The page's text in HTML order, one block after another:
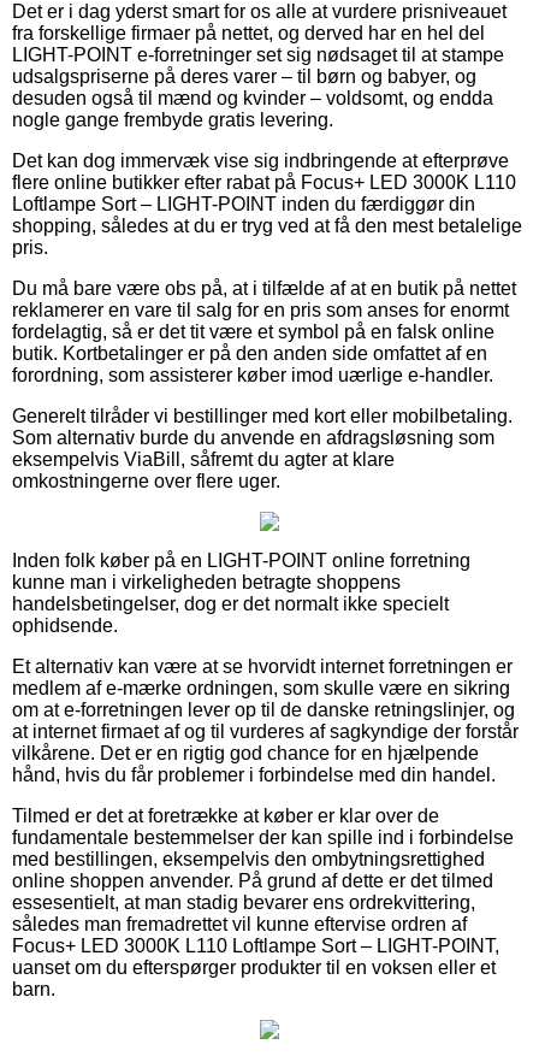
Det er i dag yderst smart for os alle at vurdere prisniveauet
fra forskellige firmaer på nettet, og derved har en hel del
LIGHT-POINT e-forretninger set sig nødsaget til at stampe
udsalgspriserne på deres varer – til børn og babyer, og
desuden også til mænd og kvinder – voldsomt, og endda
nogle gange frembyde gratis levering.
Det kan dog immervæk vise sig indbringende at efterprøve
flere online butikker efter rabat på Focus+ LED 3000K L110
Loftlampe Sort – LIGHT-POINT inden du færdiggør din
shopping, således at du er tryg ved at få den mest betalelige
pris.
Du må bare være obs på, at i tilfælde af at en butik på nettet
reklamerer en vare til salg for en pris som anses for enormt
fordelagtig, så er det tit være et symbol på en falsk online
butik. Kortbetalinger er på den anden side omfattet af en
forordning, som assisterer køber imod uærlige e-handler.
Generelt tilråder vi bestillinger med kort eller mobilbetaling.
Som alternativ burde du anvende en afdragsløsning som
eksempelvis ViaBill, såfremt du agter at klare
omkostningerne over flere uger.
Inden folk køber på en LIGHT-POINT online forretning
kunne man i virkeligheden betragte shoppens
handelsbetingelser, dog er det normalt ikke specielt
ophidsende.
Et alternativ kan være at se hvorvidt internet forretningen er
medlem af e-mærke ordningen, som skulle være en sikring
om at e-forretningen lever op til de danske retningslinjer, og
at internet firmaet af og til vurderes af sagkyndige der forstår
vilkårene. Det er en rigtig god chance for en hjælpende
hånd, hvis du får problemer i forbindelse med din handel.
Tilmed er det at foretrække at køber er klar over de
fundamentale bestemmelser der kan spille ind i forbindelse
med bestillingen, eksempelvis den ombytningsrettighed
online shoppen anvender. På grund af dette er det tilmed
essesentielt, at man stadig bevarer ens ordrekvittering,
således man fremadrettet vil kunne eftervise ordren af
Focus+ LED 3000K L110 Loftlampe Sort – LIGHT-POINT,
uanset om du efterspørger produkter til en voksen eller et
barn.